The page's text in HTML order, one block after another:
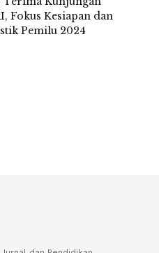
Fokus Kesiapan dan
Pemilu 2024